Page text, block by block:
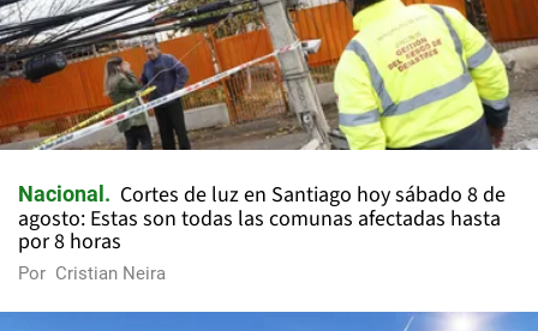
Nacional
Cortes de luz en Santiago hoy sábado 8 de
agosto: Estas son todas las comunas afectadas hasta
por 8 horas
Por Cristian Neira